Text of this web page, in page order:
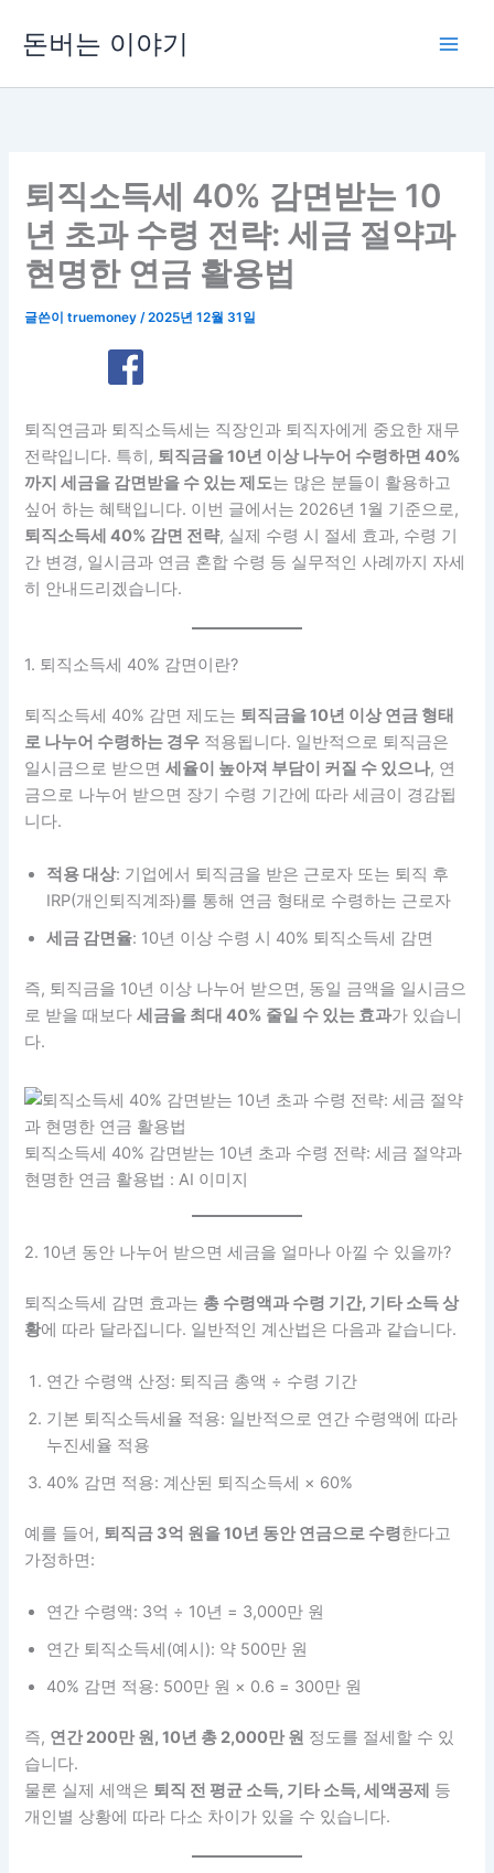
로
돈버는 이야기
퇴직소득세 40% 감면받는 10
년 초과 수령 전략: 세금 절약과
현명한 연금 활용법
글쓴이truemoney/2025년 12월 31일
퇴직연금과 퇴직소득세는 직장인과 퇴직자에게 중요한 재무
전략입니다. 특히, 퇴직금을 10년 이상 나누어 수령하면 40%
까지 세금을 감면받을 수 있는 제도는 많은 분들이 활용하고
싶어 하는 혜택입니다. 이번 글에서는 2026년 1월 기준으로,
퇴직소득세 40% 감면 전략, 실제 수령 시 절세 효과, 수령 기
간 변경, 일시금과 연금 혼합 수령 등 실무적인 사례까지 자세
히 안내드리겠습니다.
1. 퇴직소득세 40% 감면이란?
퇴직소득세 40% 감면 제도는 퇴직금을 10년 이상 연금 형태
로 나누어 수령하는 경우 적용됩니다. 일반적으로 퇴직금은
일시금으로 받으면세율이 높아져 부담이 커질 수 있으나, 연
금으로 나누어 받으면 장기 수령 기간에 따라 세금이 경감됩
니다.
적용 대상: 기업에서 퇴직금을 받은 근로자 또는 퇴직 후
IRP(개인퇴직계좌)를 통해 연금 형태로 수령하는 근로자
세금 감면율: 10년 이상 수령 시 40% 퇴직소득세 감면
즉, 퇴직금을 10년 이상 나누어 받으면, 동일 금액을 일시금으
로 받을 때보다세금을 최대 40% 줄일 수 있는 효과가 있습니
다.
퇴직소득세 40% 감면받는 10년 초과 수령 전략: 세금 절약과
현명한 연금 활용법 : AI 이미지
2. 10년 동안 나누어 받으면 세금을 얼마나 아낄 수 있을까?
퇴직소득세 감면 효과는 총 수령액과 수령 기간, 기타 소득 상
황에 따라 달라집니다. 일반적인 계산법은 다음과 같습니다.
연간 수령액 산정: 퇴직금 총액 ÷ 수령 기간
기본 퇴직소득세율 적용: 일반적으로 연간 수령액에 따라
누진세율 적용
40% 감면 적용: 계산된 퇴직소득세 × 60%
예를 들어, 퇴직금 3억 원을 10년 동안 연금으로 수령한다고
가정하면:
연간 수령액: 3억 ÷ 10년 = 3,000만 원
연간 퇴직소득세(예시): 약 500만 원
40% 감면 적용: 500만 원 × 0.6 = 300만 원
즉, 연간 200만 원, 10년 총 2,000만 원 정도를 절세할 수 있
습니다.
물론 실제 세액은 퇴직 전 평균 소득, 기타 소득, 세액공제 등
개인별 상황에 따라 다소 차이가 있을 수 있습니다.